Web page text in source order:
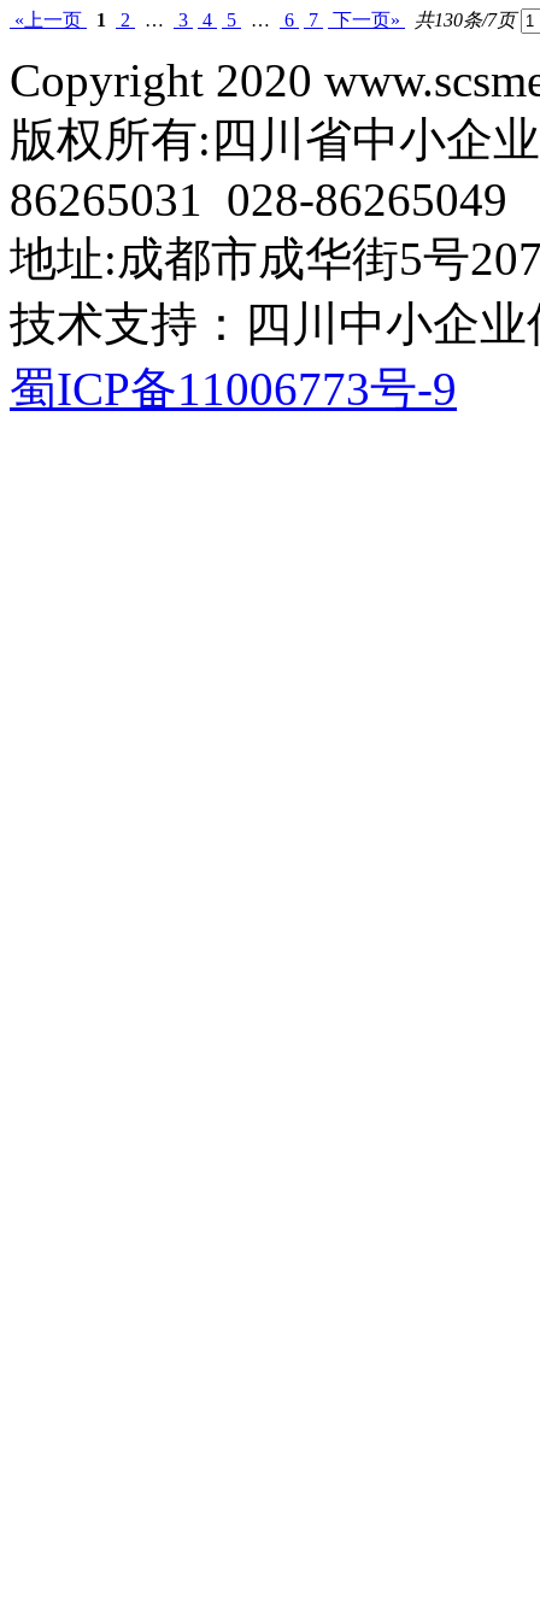
«上一页 1 2 … 3 4 5 … 6 7 下一页» 共130条/7页
Copyright 2020
版权所有:四川省中小企
86265031 028-86265049
地址:成都市成华街5号
技术支持：四川中小企
蜀ICP备11006773号-9